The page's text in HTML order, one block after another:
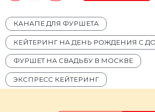
КАНАПЕ ДЛЯ ФУРШЕТА
КЕЙТЕРИНГ НА ДЕНЬ РОЖДЕНИЯ С
ФУРШЕТ НА СВАДЬБУ В МОСКВЕ
ЭКСПРЕСС КЕЙТЕРИНГ